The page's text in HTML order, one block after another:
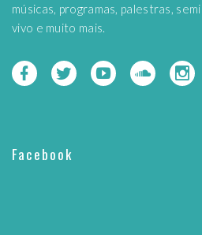
músicas, programas, palestras,
vivo e muito mais.
Facebook